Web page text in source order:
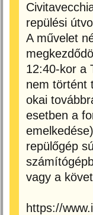
repülési
A művelet
12:40-kor a
nem történt
okai
esetben a
repülőgép
vagy a
https://